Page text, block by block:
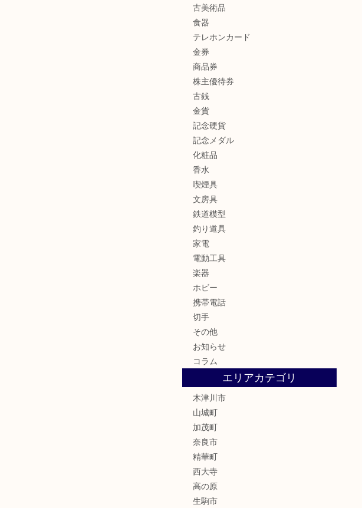
古美術品
食器
テレホンカード
金券
商品券
株主優待券
古銭
金貨
記念硬貨
記念メダル
化粧品
香水
喫煙具
文房具
鉄道模型
釣り道具
家電
電動工具
楽器
ホビー
携帯電話
切手
その他
お知らせ
コラム
エリアカテゴリ
木津川市
山城町
加茂町
奈良市
精華町
西大寺
高の原
生駒市